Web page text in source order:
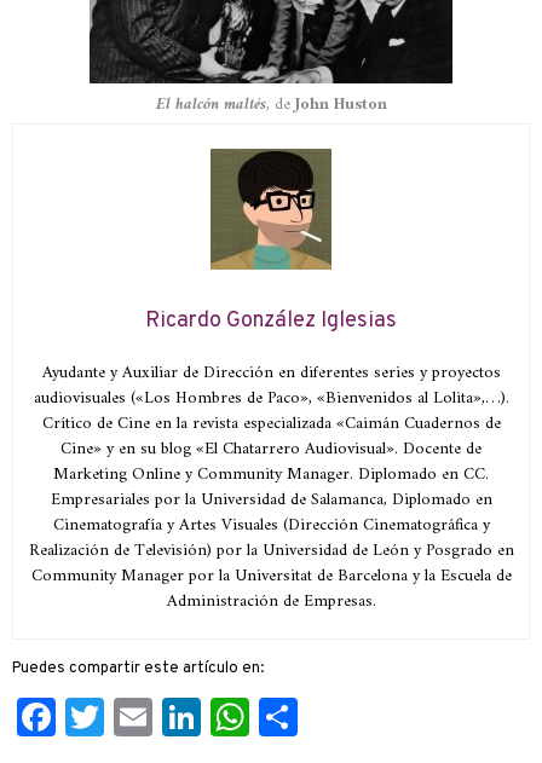
El halcón maltés, deJohn Huston
Ricardo González Iglesias
Ayudante y Auxiliar de Dirección en diferentes series y proyectos
audiovisuales («Los Hombres de Paco», «Bienvenidos al Lolita»,…).
Crítico de Cine en la revista especializada «Caimán Cuadernos de
Cine» y en su blog «El Chatarrero Audiovisual». Docente de
Marketing Online y Community Manager. Diplomado en CC.
Empresariales por la Universidad de Salamanca, Diplomado en
Cinematografía y Artes Visuales (Dirección Cinematográfica y
Realización de Televisión) por la Universidad de León y Posgrado en
Community Manager por la Universitat de Barcelona y la Escuela de
Administración de Empresas.
Puedes compartir este artículo en:
Facebook
Twitter
EmailLinkedIn
WhatsApp